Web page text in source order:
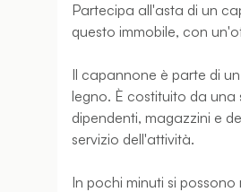
Partecipa all'asta di un
questo immobile, con
Il capannone è parte di
legno. È costituito da una
dipendenti, magazzini e
servizio dell'attività.
In pochi minuti si